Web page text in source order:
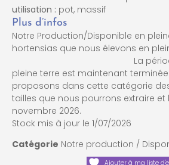
utilisation : pot, massif
Plus d’infos
Notre Production/Disponible en
hortensias que nous élevons
La période
pleine terre est maintenant
proposons dans cette catégorie
tailles que nous pourrons extraire et
novembre 2026.
Stock mis à jour le 1/07/2026
Catégorie Notre production /
Ajouter à ma liste